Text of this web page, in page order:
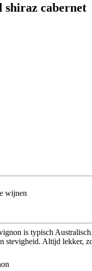
shiraz cabernet
wijnen
is typisch
stevigheid. Altijd lekker,